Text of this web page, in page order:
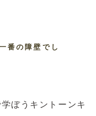
番の障壁でし
ぼうキントーンキ